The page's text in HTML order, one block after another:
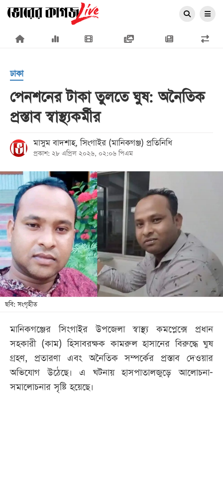
×
প্রচ্ছদ
জাতীয়
রাজনীতি
অর্থনীতি
আন্তর্জাতিক
সারাদেশ
খেলা
বিনোদন
লাইফ
স্টাইল
শিক্ষা
বিভাগ
ঢাকা
পেনশনের টাকা তুলতে ঘুষ: অনৈতিক
প্রস্তাব স্বাস্থ্যকর্মীর
মাসুম বাদশাহ, সিংগাইর (মানিকগঞ্জ) প্রতিনিধি
প্রকাশ: ২৮ এপ্রিল ২০২৬, ০২:০৬ পিএম
ছবি: সংগৃহীত
মানিকগঞ্জের সিংগাইর উপজেলা স্বাস্থ্য কমপ্লেক্সে প্রধান
সহকারী (কাম) হিসাবরক্ষক কামরুল হাসানের বিরুদ্ধে ঘুষ
গ্রহণ, প্রতারণা এবং অনৈতিক সম্পর্কের প্রস্তাব দেওয়ার
অভিযোগ উঠেছে। এ ঘটনায় হাসপাতালজুড়ে আলোচনা-
সমালোচনার সৃষ্টি হয়েছে।